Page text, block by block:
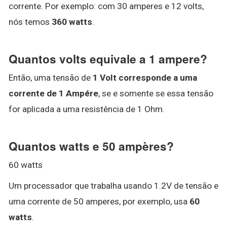
corrente. Por exemplo: com 30 amperes e 12 volts,
nós temos 360 watts.
Quantos volts equivale a 1 ampere?
Então, uma tensão de 1 Volt corresponde a uma
corrente de 1 Ampére, se e somente se essa tensão
for aplicada a uma resistência de 1 Ohm.
Quantos watts e 50 ampères?
60 watts
Um processador que trabalha usando 1.2V de tensão e
uma corrente de 50 amperes, por exemplo, usa 60
watts.